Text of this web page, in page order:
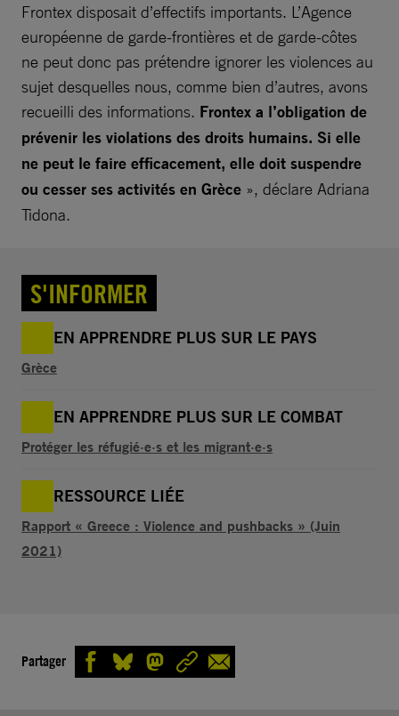
Frontex disposait d’effectifs importants. L’Agence
européenne de garde-frontières et de garde-côtes
ne peut donc pas prétendre ignorer les violences au
sujet desquelles nous, comme bien d’autres, avons
recueilli des informations. Frontex a l’obligation de
prévenir les violations des droits humains. Si elle
ne peut le faire efficacement, elle doit suspendre
ou cesser ses activités en Grèce », déclare Adriana
Tidona.
S'INFORMER
EN APPRENDRE PLUS SUR LE PAYS
Grèce
EN APPRENDRE PLUS SUR LE COMBAT
Protéger les réfugié·e·s et les migrant·e·s
RESSOURCE LIÉE
Rapport « Greece : Violence and pushbacks » (Juin
2021)
Partager